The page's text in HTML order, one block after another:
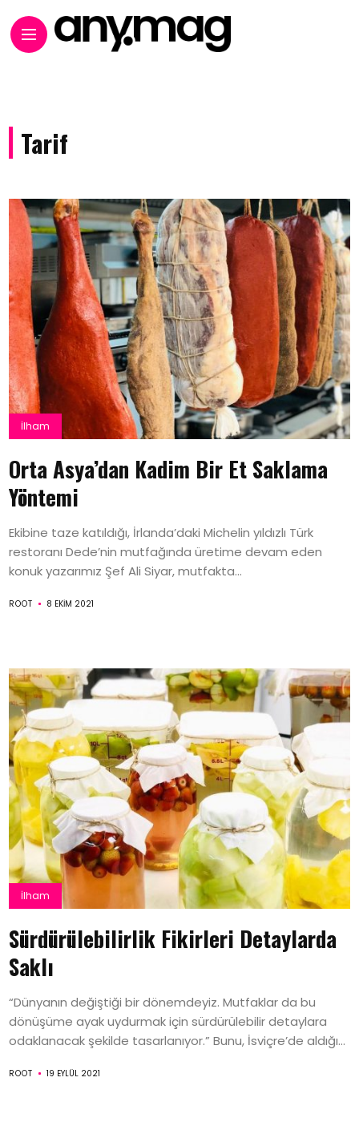
Tarif
İlham
Orta Asya’dan Kadim Bir Et Saklama
Yöntemi
Ekibine taze katıldığı, İrlanda’daki Michelin yıldızlı Türk
restoranı Dede’nin mutfağında üretime devam eden
konuk yazarımız Şef Ali Siyar, mutfakta...
ROOT 8 EKIM 2021
İlham
Sürdürülebilirlik Fikirleri Detaylarda
Saklı
“Dünyanın değiştiği bir dönemdeyiz. Mutfaklar da bu
dönüşüme ayak uydurmak için sürdürülebilir detaylara
odaklanacak şekilde tasarlanıyor.” Bunu, İsviçre’de aldığı...
ROOT 19 EYLÜL 2021